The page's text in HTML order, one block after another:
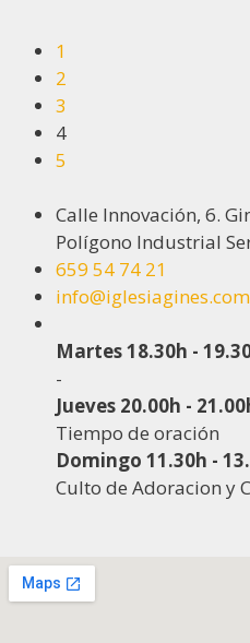
1
2
3
4
5
Calle Innovación, 6.
Polígono Industrial
659 54 74 21
info@iglesiagines.com
Martes 18.30h -
-
Jueves 20.00h -
Tiempo de oración
Domingo 11.30h -
Culto de Adoracion y